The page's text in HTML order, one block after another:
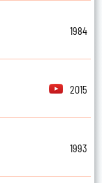
1984
2015
1993